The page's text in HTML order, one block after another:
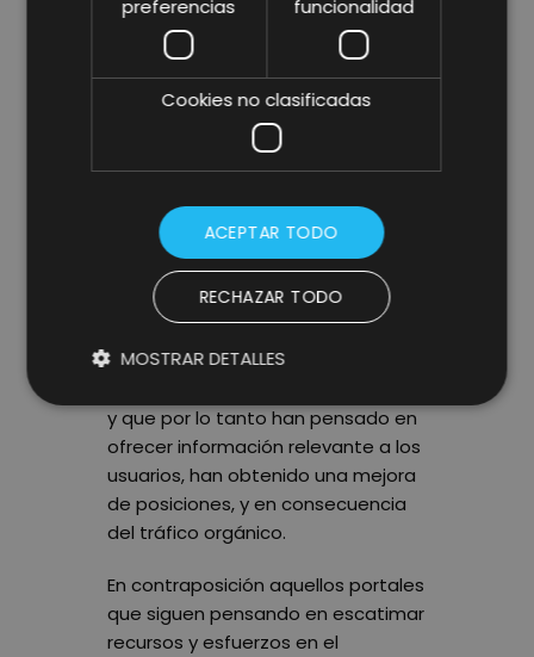
clave indexadas en el Top 100 de
resultados de Google.
Google Panda 4.0 – Conclusiones
clientes
Analizando en profundidad cómo
ha afectado la actualización del
como los clientes que cuentan en
y que por lo tanto han pensado en
ofrecer información relevante a los
usuarios, han obtenido una mejora
de posiciones, y en consecuencia
del tráfico orgánico.
En contraposición aquellos portales
que siguen pensando en escatimar
recursos y esfuerzos en el
preferencias funcionalidad
Cookies no clasificadas
ACEPTAR TODO
RECHAZAR TODO
MOSTRAR DETALLES